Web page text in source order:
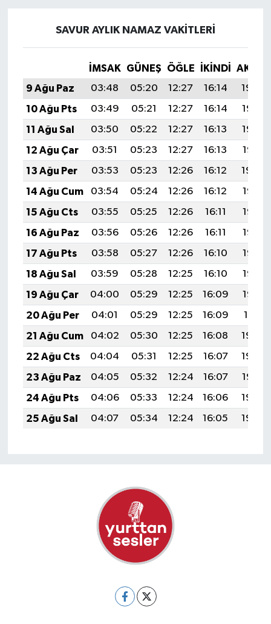
SAVUR AYLIK NAMAZ VAKITLERI
İMSAK GÜNEŞ ÖĞLE İKINDI
9 Ağu Paz
03:48 05:20 12:27 16:14
19:24
10 Ağu Pts
03:49 05:21 12:27 16:14
19:23
11 Ağu Sal
03:50 05:22 12:27 16:13
19:22
12 Ağu Çar
03:51 05:23 12:27 16:13
19:21
13 Ağu Per
03:53 05:23 12:26 16:12
19:20
14 Ağu Cum
03:54 05:24 12:26 16:12
19:18
15 Ağu Cts
03:55 05:25 12:26 16:11
19:17
16 Ağu Paz
03:56 05:26 12:26 16:11
19:16
17 Ağu Pts
03:58 05:27 12:26 16:10
19:15
18 Ağu Sal
03:59 05:28 12:25 16:10
19:13
19 Ağu Çar
04:00 05:29 12:25 16:09
19:12
20 Ağu Per
04:01 05:29 12:25 16:09
19:11
21 Ağu Cum
04:02 05:30 12:25 16:08
19:09
22 Ağu Cts
04:04 05:31 12:25 16:07
19:08
23 Ağu Paz
04:05 05:32 12:24 16:07
19:07
24 Ağu Pts
04:06 05:33 12:24 16:06
19:05
25 Ağu Sal
04:07 05:34 12:24 16:05 19:04